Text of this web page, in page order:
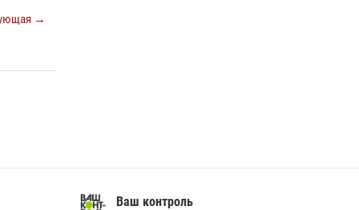
→
Ваш контроль